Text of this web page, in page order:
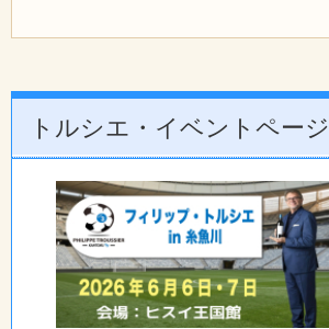
トルシエ・イベントページ